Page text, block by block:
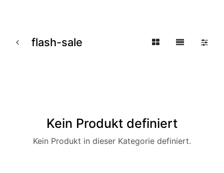
flash-sale
Kein Produkt definiert
Kein Produkt in dieser Kategorie definiert.